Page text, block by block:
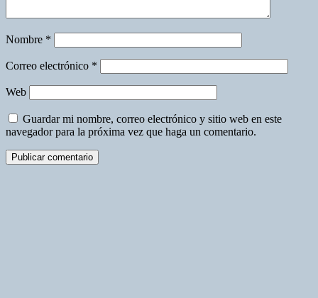
Nombre *
Correo electrónico *
Web
Guardar mi nombre, correo electrónico y sitio web en este
navegador para la próxima vez que haga un comentario.